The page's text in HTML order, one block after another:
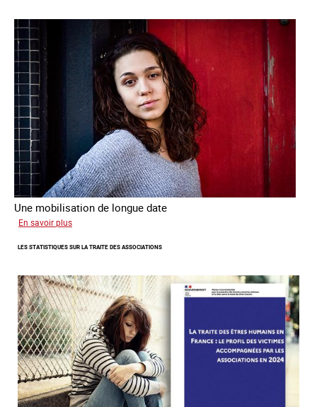
jeunes
victimes
traite
Une mobilisation de longue date
En savoir plus
de
dans
la
lutte
contre
la
traite
LES STATISTIQUES SUR LA TRAITE DES ASSOCIATIONS